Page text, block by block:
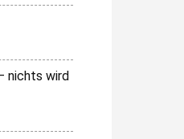
nichts wird